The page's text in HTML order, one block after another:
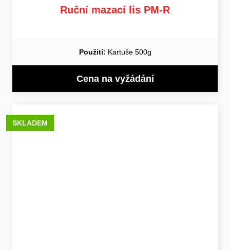
Ruční mazací lis PM-R
Použití: Kartuše 500g
Cena na vyžádání
SKLADEM